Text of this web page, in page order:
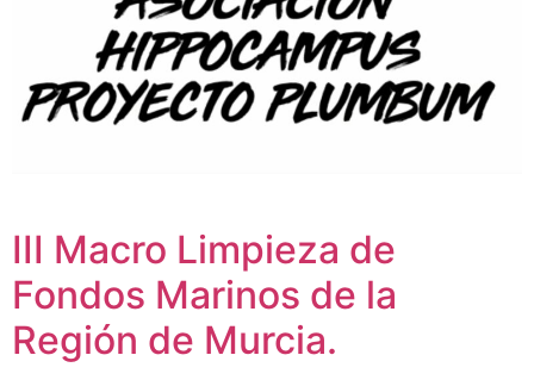
III Macro Limpieza de
Fondos Marinos de la
Región de Murcia.